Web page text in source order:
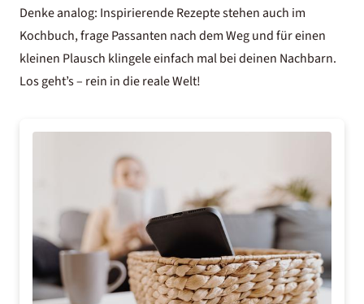
Denke analog: Inspirierende Rezepte stehen auch im
Kochbuch, frage Passanten nach dem Weg und für einen
kleinen Plausch klingele einfach mal bei deinen Nachbarn.
Los geht’s – rein in die reale Welt!